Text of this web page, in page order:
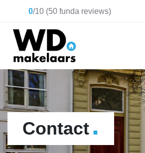
0/10 (50 funda reviews)
Contact.